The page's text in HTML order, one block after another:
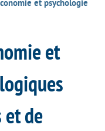
et psychologie
et
et de